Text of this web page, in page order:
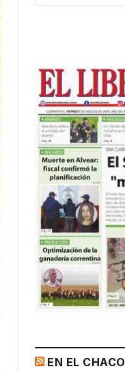
EN EL CHACO